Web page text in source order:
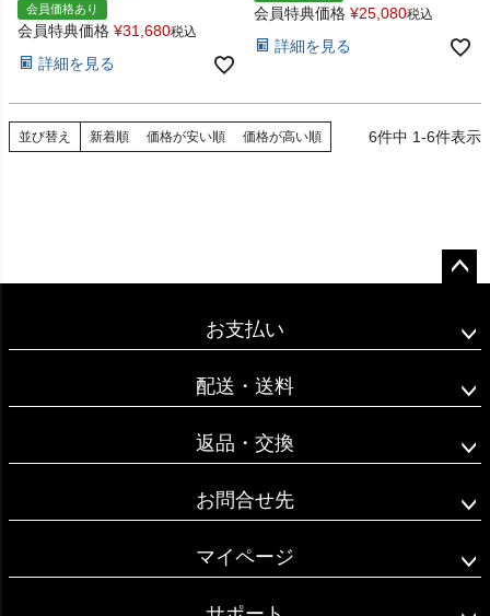
会員価格あり
会員特典価格 ¥31,680税込
詳細を見る
会員特典価格 ¥25,080税込
詳細を見る
並び替え 新着順 価格が安い順 価格が高い順 6件中 1-6件表示
ップ
お支払い
配送・送料
返品・交換
お問合せ先
マイページ